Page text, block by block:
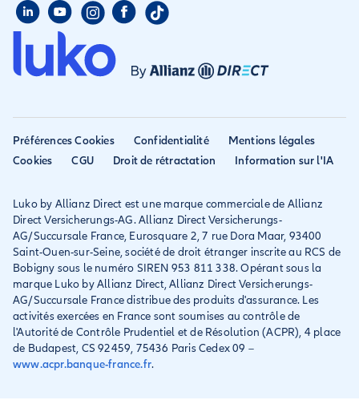
Assurance colocataire
Assurance étudiant
Assurance PVT
Assurance rapatriement
Mon compte
Déclarer un sinistre
habitation
Résilier ancien assureur
Presse
Avis
Allianz travel devient
Eurofil rejoint Allianz
Conditions générales et
IPID
Préférences Cookies Confidentialité
Mentions légales
Cookies
CGU Droit de rétractation Information sur l'IA
Luko by Allianz Direct est une marque commerciale de Allianz
Direct Versicherungs-AG. Allianz Direct Versicherungs-
AG/Succursale France, Eurosquare 2, 7 rue Dora Maar, 93400
Saint-Ouen-sur-Seine, société de droit étranger inscrite au RCS de
Bobigny sous le numéro SIREN 953 811 338. Opérant sous la
marque Luko by Allianz Direct, Allianz Direct Versicherungs-
AG/Succursale France distribue des produits d'assurance. Les
activités exercées en France sont soumises au contrôle de
l'Autorité de Contrôle Prudentiel et de Résolution (ACPR), 4 place
de Budapest, CS 92459, 75436 Paris Cedex 09 –
www.acpr.banque-france.fr.